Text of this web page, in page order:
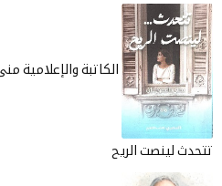
الكاتبة والإعلامية
تتحدث لينصت الريح